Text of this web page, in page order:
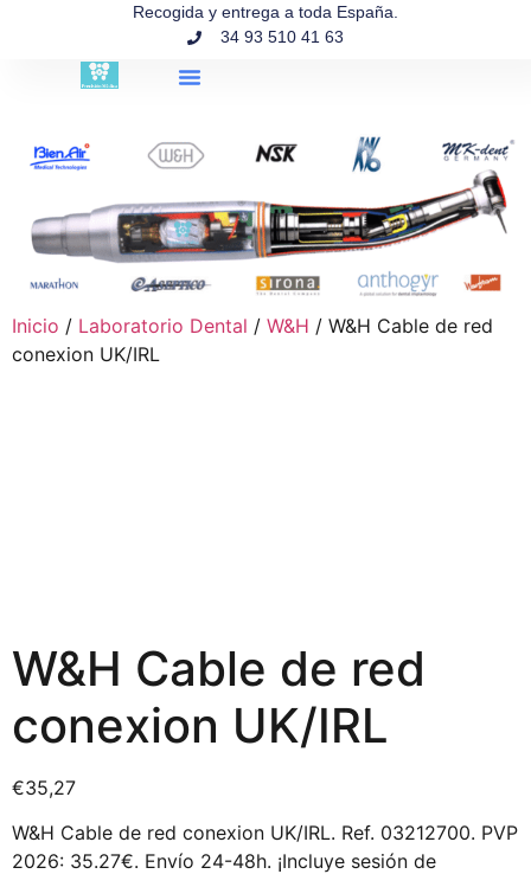
Recogida y entrega a toda España.
34 93 510 41 63
Inicio / Laboratorio Dental / W&H / W&H Cable de red
conexion UK/IRL
W&H Cable de red
conexion UK/IRL
€35,27
W&H Cable de red conexion UK/IRL. Ref. 03212700. PVP
2026: 35.27€. Envío 24-48h. ¡Incluye sesión de